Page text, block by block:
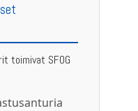
toimivat SFOG